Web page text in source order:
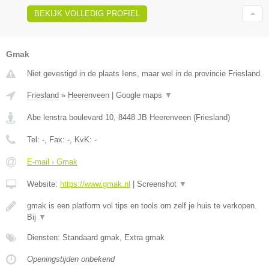
BEKIJK VOLLEDIG PROFIEL
Gmak
Niet gevestigd in de plaats Iens, maar wel in de provincie Friesland.
Friesland » Heerenveen Google maps ▼
Abe lenstra boulevard 10, 8448 JB Heerenveen (Friesland)
Tel: -, Fax: -, KvK: -
E-mail › Gmak
Website: https://www.gmak.nl Screenshot ▼
gmak is een platform vol tips en tools om zelf je huis te verkopen.
Bij ▼
Diensten: Standaard gmak, Extra gmak
Openingstijden onbekend